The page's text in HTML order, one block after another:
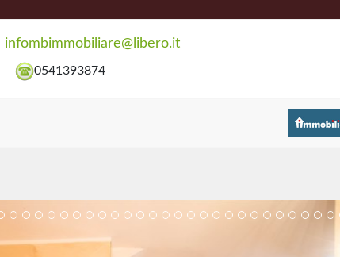
infombimmobiliare@libero.it
0541393874